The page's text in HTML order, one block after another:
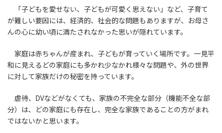
「子どもを愛せない、子どもが可愛く思えない」など、子育て
が難しい要因には、経済的、社会的な問題もありますが、お母さ
んの心に幼い頃に満たされなかった思いが隠れています。
家庭は赤ちゃんが産まれ、子どもが育っていく場所です。一見平
和に見えるどの家庭にも多かれ少なかれ様々な問題や、外の世界
に対して家族だけの秘密を持っています。
虐待、DVなどがなくても、家族の不完全な部分（機能不全な部
分）は、どの家庭にも存在し、完全な家族であることの方がまれ
ではないかと思います。